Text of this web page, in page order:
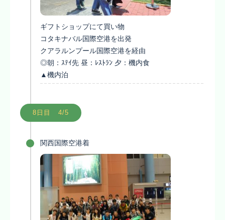
ギフトショップにて買い物
コタキナバル国際空港を出発
クアラルンプール国際空港を経由
◎朝：ｽﾃｲ先 昼：ﾚｽﾄﾗﾝ 夕：機内食
▲機内泊
8日目 4/5
関西国際空港着